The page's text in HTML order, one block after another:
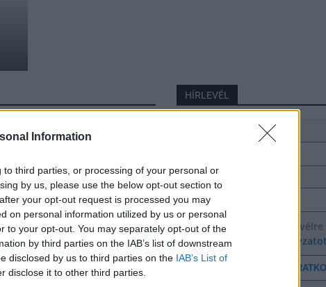
Information
third parties, or processing of your personal or
by us, please use the below opt-out section to
your opt-out request is processed you may
on personal information utilized by us or personal
to your opt-out. You may separately opt-out of the
by third parties on the IAB’s list of downstream
disclosed by us to third parties on the IAB’s List of
disclose it to other third parties.
HÍRLEVÉL
E-mail cím
Feliratkozom a hírlevélre
adatvédelmi